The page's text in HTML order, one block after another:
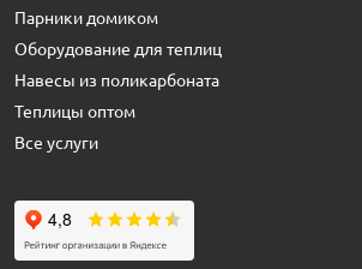
Парники домиком
Оборудование для теплиц
Навесы из поликарбоната
Теплицы оптом
Все услуги